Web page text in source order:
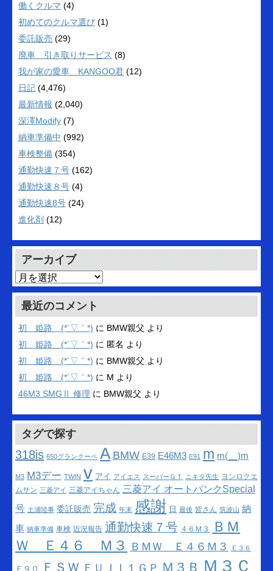
働くクルマ (4)
初めてのクルマ選び (1)
委託販売 (29)
廃車 引き取りサービス (8)
我が家の愛車 KANGOO君 (12)
日記 (4,476)
最新情報 (2,040)
深澤Modify (7)
納車準備中 (992)
車検整備 (354)
通勤快速７号 (162)
通勤快速８号 (4)
通勤快速8号 (24)
進化剤 (12)
アーカイブ
ア
ー
カ
イ
ブ
最近のコメント
初 姫路 (*´▽｀*) に BMW親父 より
初 姫路 (*´▽｀*) に 匿名 より
初 姫路 (*´▽｀*) に BMW親父 より
初 姫路 (*´▽｀*) に M より
46M3 SMGⅡ 修理 に BMW親父 より
タグで探す
318is 650グランクーペ A BMW E39 E46M3 E91 m m(__)m
M3 M3デー TWIN v アイ アイエス スーパーＧＴ ニキタ先生 ヨンロクエ
ムサン 三菱アイ 三菱アイちゃん 三菱アイ オートバンクSpecial
号 土浦陸事 委託販売 完成 年末 感謝 日 最後 皆さん 筑波山 納
車 納車準備 車検 近況報告 通勤快速７号 ４６Ｍ３
ＢＭ
Ｗ Ｅ４６ Ｍ３
ＢＭＷ Ｅ４６Ｍ３ Ｅ３６
Ｅ９０ ＦＳＷ ＦＵＪＩ１ＧＰ Ｍ３Ｂ Ｍ３Ｃ